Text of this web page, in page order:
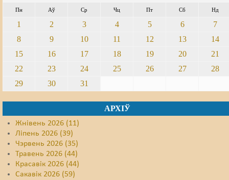
Пн Аў Ср Чц Пт Сб Нд
1 2 3 4 5 6
7
8
9 10 11 12 13
14
15
16 17 18 19 20
21
22
23 24 25 26 27
28
29
30 31
АРХІЎ
Жнівень 2026 (11)
Ліпень 2026 (39)
Чэрвень 2026 (35)
Травень 2026 (44)
Красавік 2026 (44)
Сакавік 2026 (59)
Свабода сумленьня
Сьмяротнае пакараньне
Экалёгія
Сацыяльныя правы